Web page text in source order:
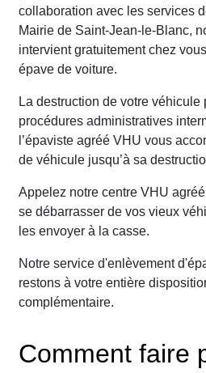
collaboration avec les services
Mairie de Saint-Jean-le-Blanc,
intervient gratuitement chez
épave de voiture.
La destruction de votre véhicule
procédures administratives
l’épaviste agréé VHU vous
de véhicule jusqu’à sa
Appelez notre centre VHU
se débarrasser de vos vieux
les envoyer à la casse.
Notre service d'enlèvement
restons à votre entière
complémentaire.
Comment faire